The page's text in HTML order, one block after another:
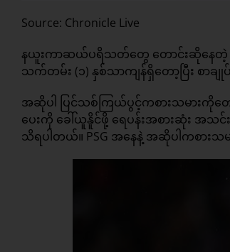
Source: Chronicle Live
နယူးကာဆယ်ပရိသတ်တွေ တောင်းဆိုနေတဲ့ က
သက်တမ်း (၁) နှစ်သာကျန်ရှိတော့ပြီး စာခ
အဆိုပါ ပြင်သစ်ကြယ်ပွင့်ကစားသမားကိုတေ
ပေးကို ခေါ်ယူနိူင်ဖို့ ရေပန်းအစားဆုံး အသ
သိရပါတယ်။ PSG အနေနဲ့ အဆိုပါကစာ